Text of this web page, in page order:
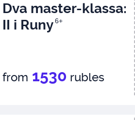
Dva master-klassa:
II i Runy6+
from 1530 rubles